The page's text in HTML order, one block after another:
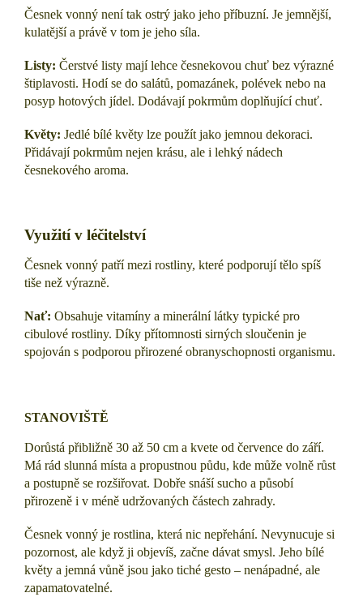
Česnek vonný není tak ostrý jako jeho příbuzní. Je jemnější,
kulatější a právě v tom je jeho síla.
Listy: Čerstvé listy mají lehce česnekovou chuť bez výrazné
štiplavosti. Hodí se do salátů, pomazánek, polévek nebo na
posyp hotových jídel. Dodávají pokrmům doplňující chuť.
Květy: Jedlé bílé květy lze použít jako jemnou dekoraci.
Přidávají pokrmům nejen krásu, ale i lehký nádech
česnekového aroma.
Využití v léčitelství
Česnek vonný patří mezi rostliny, které podporují tělo spíš
tiše než výrazně.
Nať: Obsahuje vitamíny a minerální látky typické pro
cibulové rostliny. Díky přítomnosti sirných sloučenin je
spojován s podporou přirozené obranyschopnosti organismu.
STANOVIŠTĚ
Dorůstá přibližně 30 až 50 cm a kvete od července do září.
Má rád slunná místa a propustnou půdu, kde může volně růst
a postupně se rozšiřovat. Dobře snáší sucho a působí
přirozeně i v méně udržovaných částech zahrady.
Česnek vonný je rostlina, která nic nepřehání. Nevynucuje si
pozornost, ale když ji objevíš, začne dávat smysl. Jeho bílé
květy a jemná vůně jsou jako tiché gesto – nenápadné, ale
zapamatovatelné.